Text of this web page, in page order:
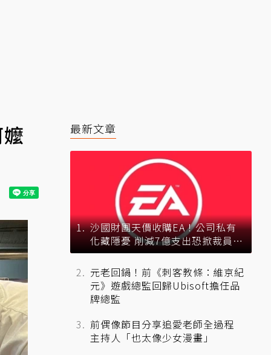
最新文章
沙國財團天價收購EA！公司私有
化藏隱憂 削減7億支出恐掀裁員風
暴？
元老回鍋！前《刺客教條：維京紀
元》遊戲總監回歸Ubisoft擔任品
牌總監
前偶像節目分享追愛老師全過程
主持人「也太像少女漫畫」